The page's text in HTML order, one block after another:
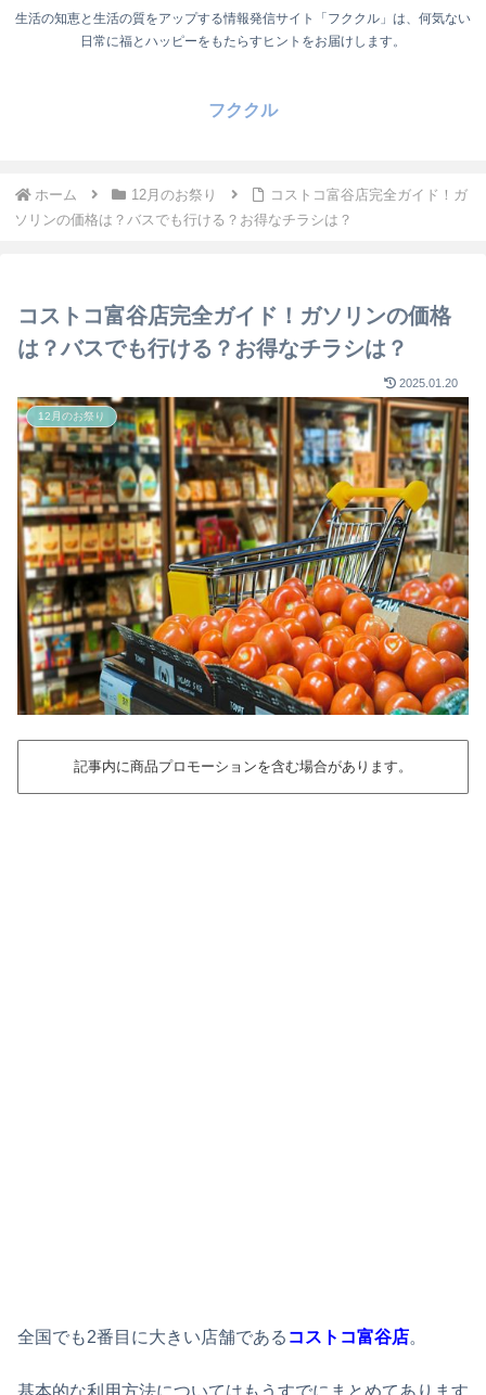
生活の知恵と生活の質をアップする情報発信サイト「フククル」は、何気ない
日常に福とハッピーをもたらすヒントをお届けします。
フククル
ホーム 12月のお祭り
コストコ富谷店完全ガイド！ガ
ソリンの価格は？バスでも行ける？お得なチラシは？
コストコ富谷店完全ガイド！ガソリンの価格
は？バスでも行ける？お得なチラシは？
2025.01.20
12月のお祭り
記事内に商品プロモーションを含む場合があります。
全国でも2番目に大きい店舗である コストコ富谷店。
基本的な利用方法についてはもうすでにまとめてあります